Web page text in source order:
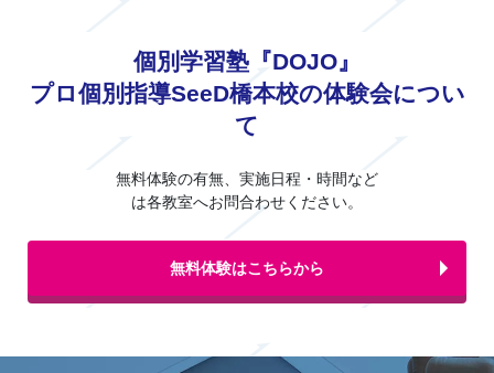
個別学習塾『DOJO』
プロ個別指導SeeD橋本校の体験会につい
て
無料体験の有無、実施日程・時間など
は各教室へお問合わせください。
無料体験はこちらから